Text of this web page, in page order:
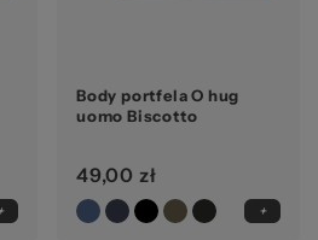
Body portfela O hug
uomo Biscotto
49,00 zł